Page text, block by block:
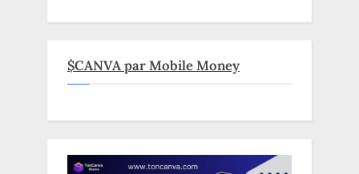
$CANVA par Mobile Money